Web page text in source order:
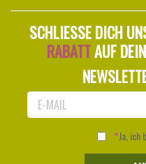
SCHLIESSE DICH
RABATTAUF
Ja, ich